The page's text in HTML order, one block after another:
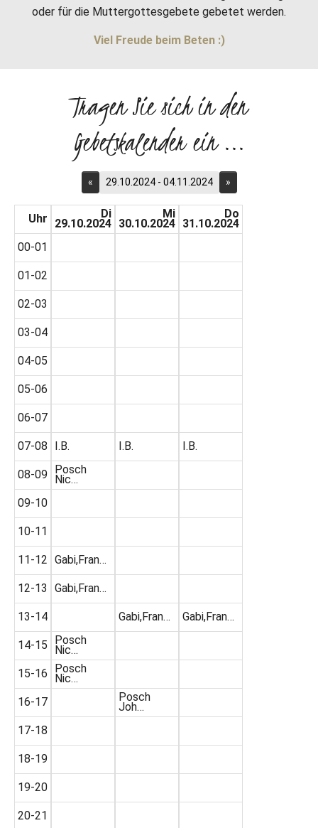
oder für die Muttergottesgebete gebetet werden.
Viel Freude beim Beten :)
Tragen Sie sich in den
Gebetskalender ein ...
« 29.10.2024 - 04.11.2024 »
Uhr
00-01
01-02
02-03
03-04
04-05
05-06
06-07
07-08
08-09
09-10
10-11
11-12
12-13
13-14
14-15
15-16
16-17
17-18
18-19
19-20
20-21
Di
29.10.2024
I.B.
Posch
Nic…
Gabi,Fran…
Gabi,Fran…
Posch
Nic…
Posch
Nic…
Mi
30.10.2024
I.B.
Gabi,Fran…
Posch
Joh…
Do
31.10.2024
I.B.
Gabi,Fran…